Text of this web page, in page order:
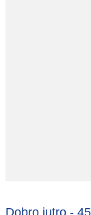
Dobro jutro -